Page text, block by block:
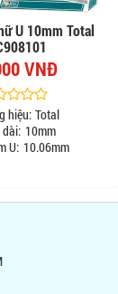
U 10mm Total
VNĐ
hiệu: Total
dài: 10mm
U: 10.06mm